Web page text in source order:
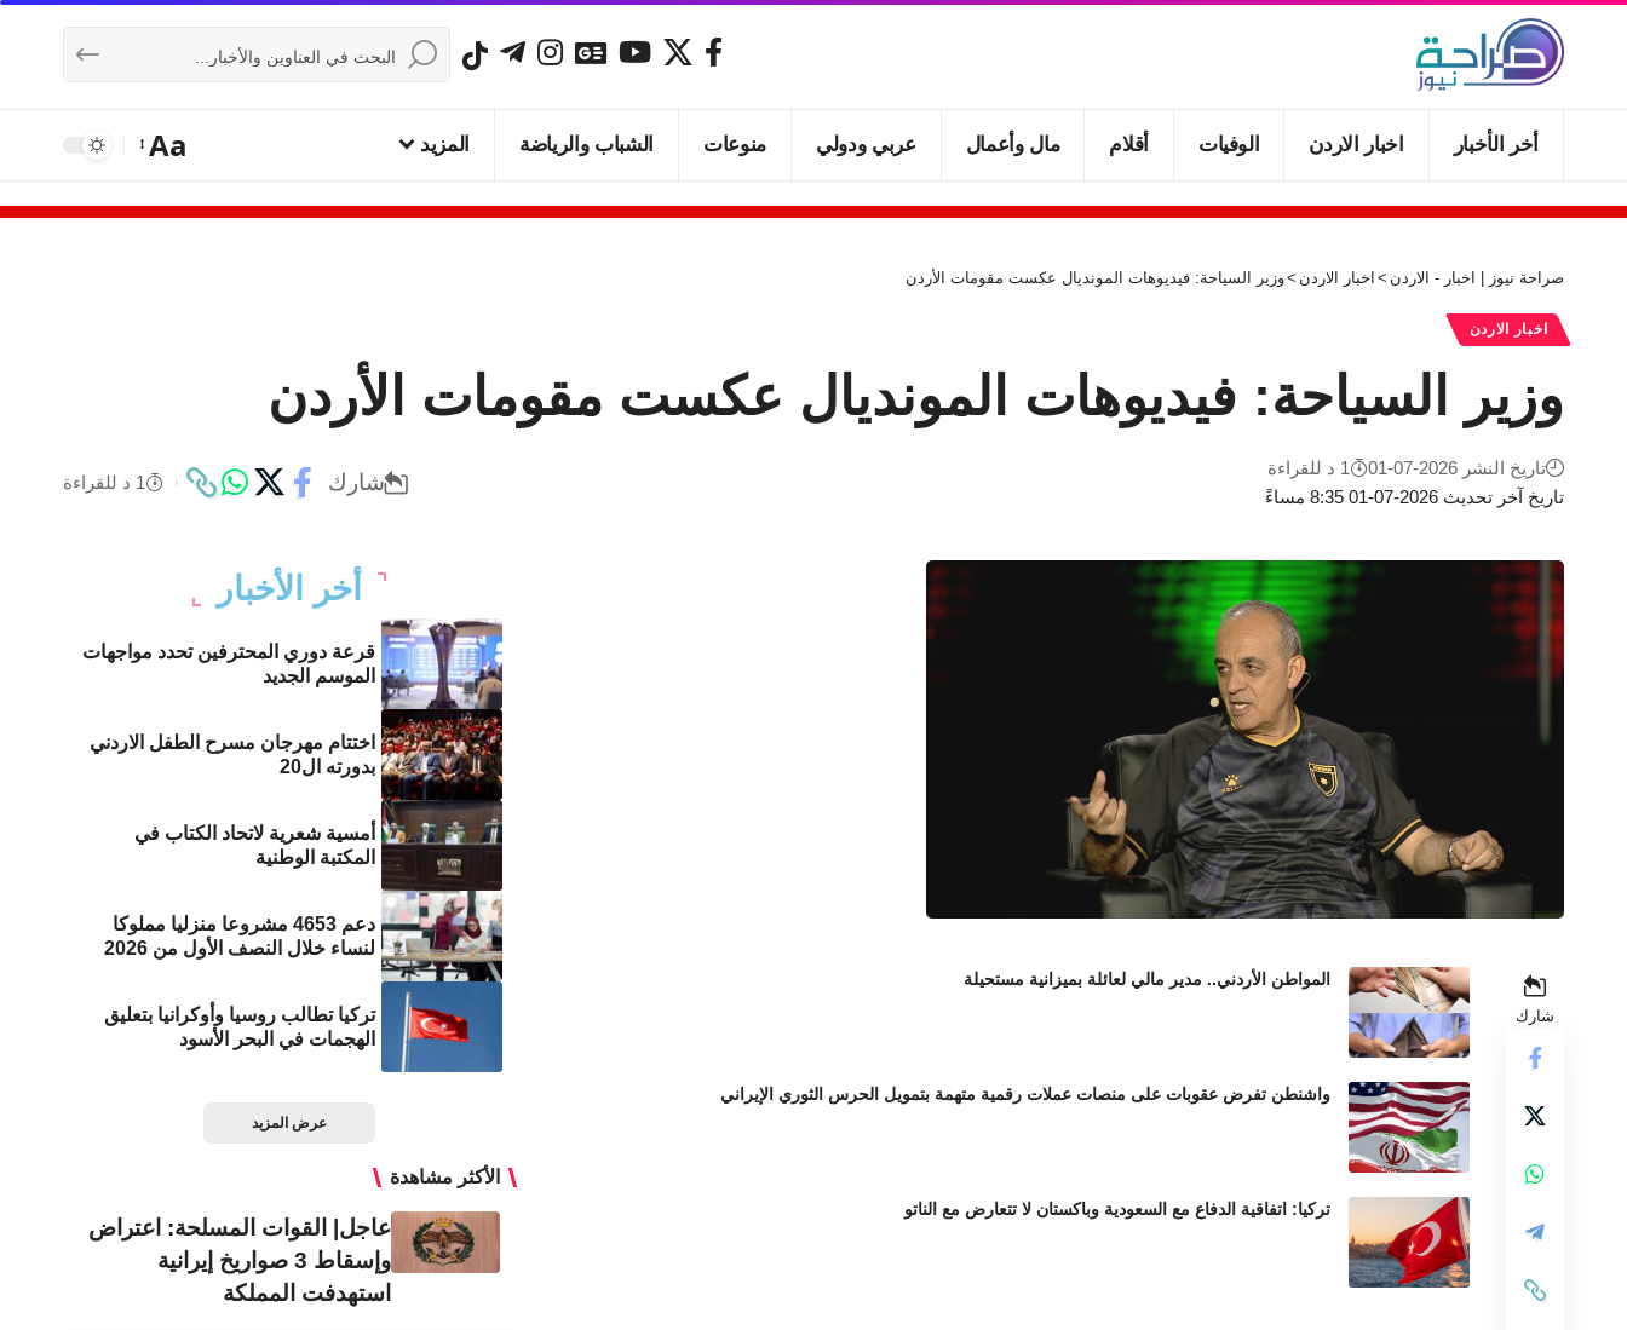
أخر الأخبار اخبار الاردن الوفيات أقلام مال وأعمال عربي ودولي منوعات الشباب والرياضة المزيد Aa
صراحة نيوز | اخبار - الاردن > اخبار الاردن >وزير السياحة: فيديوهات المونديال عكست مقومات الأردن
اخبار الاردن
وزير السياحة: فيديوهات المونديال عكست مقومات الأردن
تاريخ آخر تحديث 2026-07-01 8:35 مساءً
تاريخ النشر 2026-07-01 1 د للقراءة
شارك 1 د للقراءة
شارك
المواطن الأردني.. مدير مالي لعائلة بميزانية مستحيلة
واشنطن تفرض عقوبات على منصات عملات رقمية متهمة بتمويل الحرس الثوري الإيراني
تركيا: اتفاقية الدفاع مع السعودية وباكستان لا تتعارض مع الناتو
أخر الأخبار
قرعة دوري المحترفين تحدد مواجهات
الموسم الجديد
اختتام مهرجان مسرح الطفل الاردني
بدورته ال20
أمسية شعرية لاتحاد الكتاب في
المكتبة الوطنية
دعم 4653 مشروعا منزليا مملوكا
لنساء خلال النصف الأول من 2026
تركيا تطالب روسيا وأوكرانيا بتعليق
الهجمات في البحر الأسود
عرض المزيد
الأكثر مشاهدة
عاجل| القوات المسلحة: اعتراض
وإسقاط 3 صواريخ إيرانية
استهدفت المملكة